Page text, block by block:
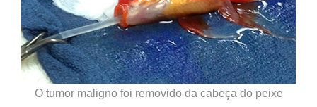
O tumor maligno foi removido da cabeça do peixe